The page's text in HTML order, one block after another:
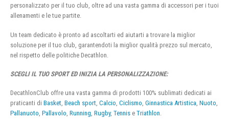
personalizzato per il tuo club, oltre ad una vasta gamma di accessori per i tuoi
allenamenti e le tue partite.
Un team dedicato è pronto ad ascoltarti ed aiutarti a trovare la miglior
soluzione per il tuo club, garantendoti la miglior qualità prezzo sul mercato,
nel rispetto delle politiche Decathlon.
SCEGLI IL TUO SPORT ED INIZIA LA PERSONALIZZAZIONE:
DecathlonClub offre una vasta gamma di prodotti 100% sublimati dedicati ai
praticanti di Basket, Beach sport, Calcio, Ciclismo, Ginnastica Artistica, Nuoto,
Pallanuoto, Pallavolo, Running, Rugby, Tennis e Triathlon.